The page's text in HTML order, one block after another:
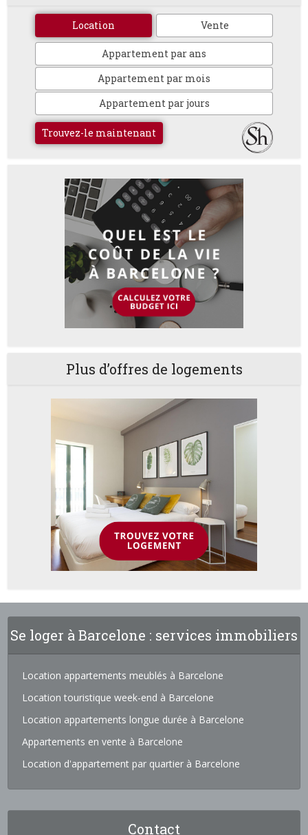
Location Vente
Appartement par ans
Appartement par mois
Appartement par jours
Trouvez-le maintenant
Plus d’offres de logements
Se loger à Barcelone : services immobiliers
Location appartements meublés à Barcelone
Location touristique week-end à Barcelone
Location appartements longue durée à Barcelone
Appartements en vente à Barcelone
Location d'appartement par quartier à Barcelone
Contact